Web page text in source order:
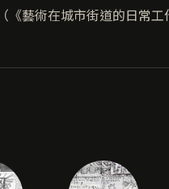
（《藝術在城市街道的日常工